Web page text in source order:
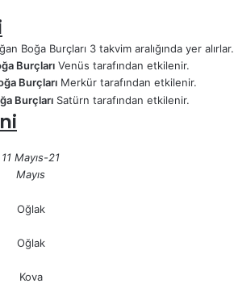
Boğa Burçları 3 takvim aralığında yer alırlar.
Burçları Venüs tarafından etkilenir.
Burçları Merkür tarafından etkilenir.
Burçları Satürn tarafından etkilenir.
11 Mayıs-21
Mayıs
Oğlak
Oğlak
Kova